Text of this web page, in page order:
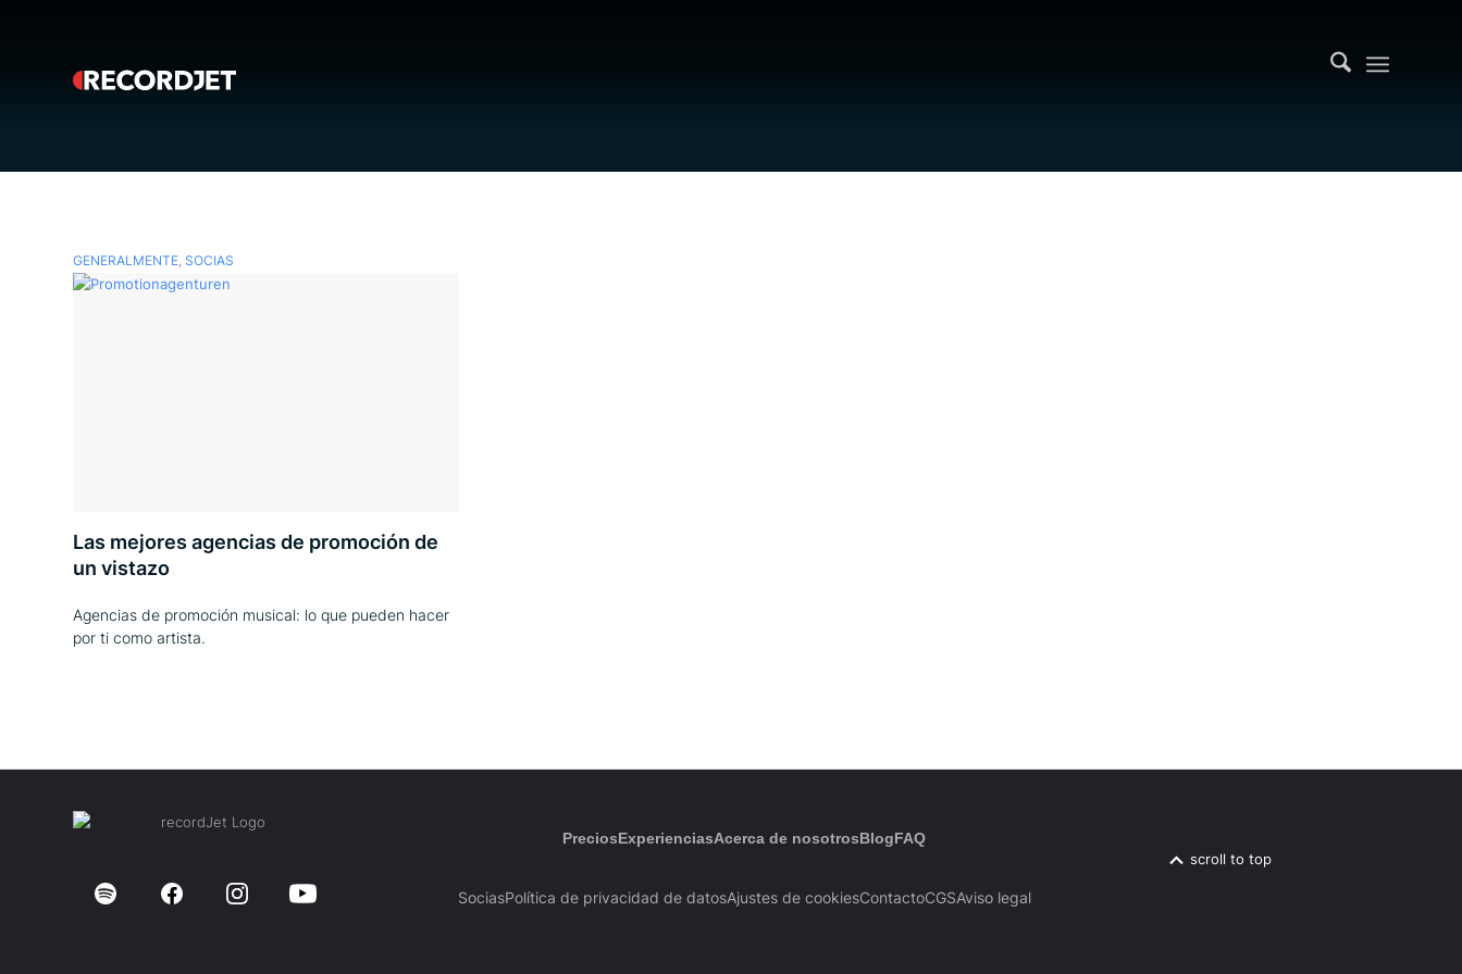
GENERALMENTE, SOCIAS
Las mejores agencias de promoción de
un vistazo
Agencias de promoción musical: lo que pueden hacer
por ti como artista.
PreciosExperienciasAcerca de nosotrosBlogFAQ
SociasPolítica de privacidad de datosAjustes de cookiesContactoCGSAviso legal
scroll to top